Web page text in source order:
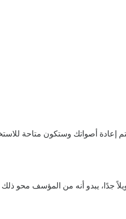
إعادة أصواتك وستكون متاحة
جدًا، يبدو أنه من المؤسف محو ذلك